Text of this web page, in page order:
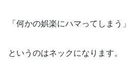
「何かの娯楽にハマってしまう」
というのはネックになります。